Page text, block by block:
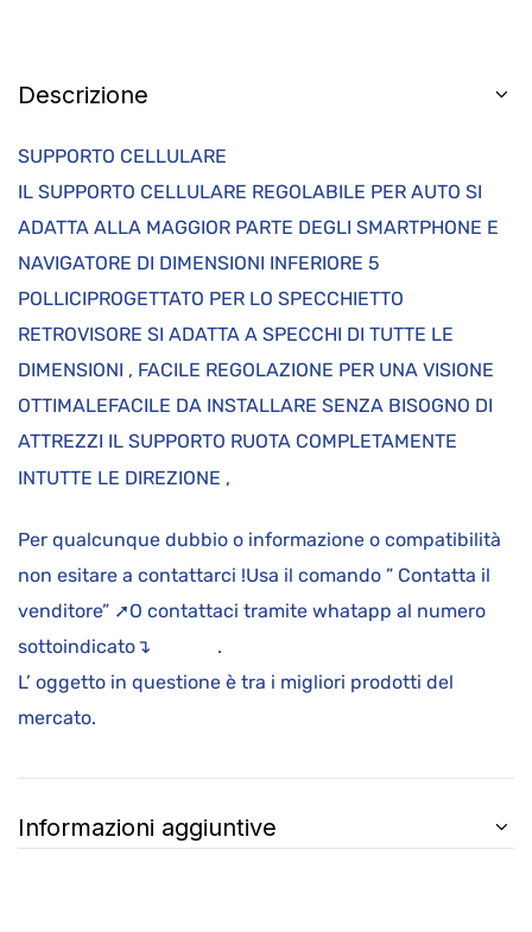
Descrizione
SUPPORTO CELLULARE
IL SUPPORTO CELLULARE REGOLABILE PER AUTO SI
ADATTA ALLA MAGGIOR PARTE DEGLI SMARTPHONE E
NAVIGATORE DI DIMENSIONI INFERIORE 5
POLLICIPROGETTATO PER LO SPECCHIETTO
RETROVISORE SI ADATTA A SPECCHI DI TUTTE LE
DIMENSIONI , FACILE REGOLAZIONE PER UNA VISIONE
OTTIMALEFACILE DA INSTALLARE SENZA BISOGNO DI
ATTREZZI IL SUPPORTO RUOTA COMPLETAMENTE
INTUTTE LE DIREZIONE ,
Per qualcunque dubbio o informazione o compatibilità
non esitare a contattarci !Usa il comando ” Contatta il
venditore” ➚O contattaci tramite whatapp al numero
sottoindicato↴ .
L’ oggetto in questione è tra i migliori prodotti del
mercato.
Informazioni aggiuntive